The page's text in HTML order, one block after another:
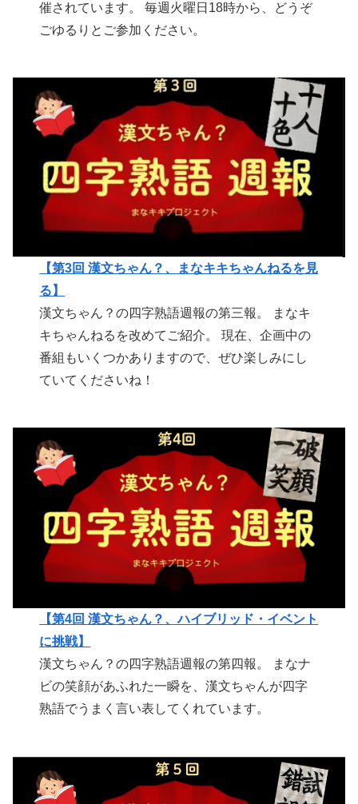
催されています。 毎週火曜日18時から、どうぞ
ごゆるりとご参加ください。
【第3回 漢文ちゃん？、まなキキちゃんねるを見
る】
漢文ちゃん？の四字熟語週報の第三報。 まなキ
キちゃんねるを改めてご紹介。 現在、企画中の
番組もいくつかありますので、ぜひ楽しみにし
ていてくださいね！
【第4回 漢文ちゃん？、ハイブリッド・イベント
に挑戦】
漢文ちゃん？の四字熟語週報の第四報。 まなナ
ビの笑顔があふれた一瞬を、漢文ちゃんが四字
熟語でうまく言い表してくれています。